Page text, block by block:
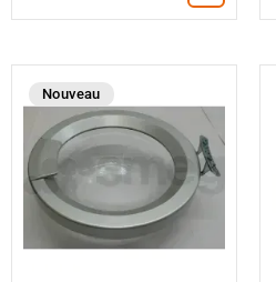
Nouveau